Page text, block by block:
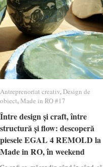
Antreprenoriat creativ,Design de
obiect,Made in RO #17
Între design și craft, între
structură și flow: descoperă
piesele EGAL 4 REMOLD la
Made in RO, în weekend
Antreprenoriat creativ Design de
obiect Made in RO #17
Între design și craft, între
structură și flow: descoperă
piesele EGAL 4 REMOLD la
Made in RO, în weekend